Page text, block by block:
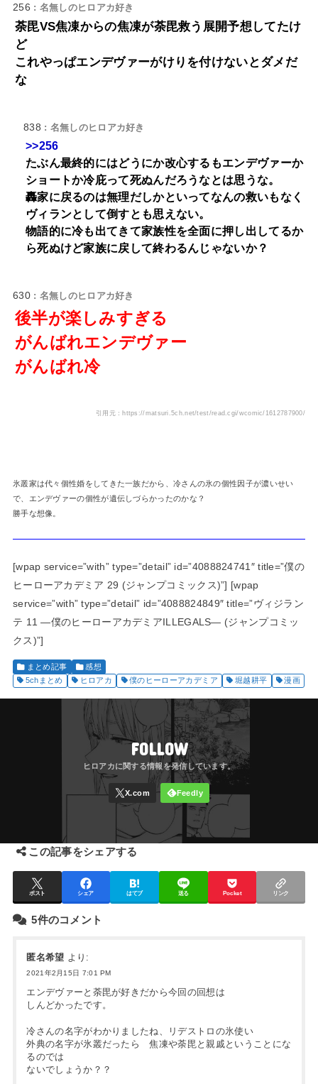
256 : 名無しのヒロアカ好き
荼毘VS焦凍からの焦凍が荼毘救う展開予想してたけ
ど
これやっぱエンデヴァーがけりを付けないとダメだ
な
838 : 名無しのヒロアカ好き
>>256
たぶん最終的にはどうにか改心するもエンデヴァーか
ショートか冷庇って死ぬんだろうなとは思うな。
轟家に戻るのは無理だしかといってなんの救いもなく
ヴィランとして倒すとも思えない。
物語的に冷も出てきて家族性を全面に押し出してるか
ら死ぬけど家族に戻して終わるんじゃないか？
630 : 名無しのヒロアカ好き
後半が楽しみすぎる
がんばれエンデヴァー
がんばれ冷
引用元：https://matsuri.5ch.net/test/read.cgi/wcomic/1612787900/
氷叢家は代々個性婚をしてきた一族だから、冷さんの氷の個性因子が濃いせい
で、エンデヴァーの個性が遺伝しづらかったのかな？
勝手な想像。
[wpap service=”with” type=”detail” id=”4088824741″ title=”僕の
ヒーローアカデミア 29 (ジャンプコミックス)”] [wpap
service=”with” type=”detail” id=”4088824849″ title=”ヴィジラン
テ 11 ―僕のヒーローアカデミアILLEGALS― (ジャンプコミッ
クス)”]
まとめ記事
感想
5chまとめ
ヒロアカ 僕のヒーローアカデミア 堀越耕平 漫画
FOLLOW
この記事をシェアする
ポスト シェア はてブ 送る Pocket リンク
5件のコメント
匿名希望 より:
2021年2月15日 7:01 PM
エンデヴァーと荼毘が好きだから今回の回想は
しんどかったです。
冷さんの名字がわかりましたね、リデストロの氷使い
外典の名字が氷叢だったら 焦凍や荼毘と親戚ということにな
るのでは
ないでしょうか？？